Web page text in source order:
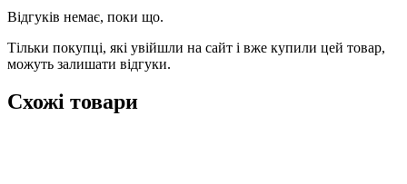
Відгуків немає, поки що.
Тільки покупці, які увійшли на сайт і вже купили цей товар,
можуть залишати відгуки.
Схожі товари